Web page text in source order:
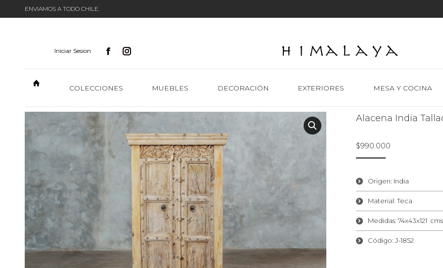
ENVIAMOS A TODO CHILE.
Iniciar Sesion
COLECCIONES MUEBLES DECORACIÓN EXTERIORES MESA Y COCINA
Alacena India
$990.000
Origen: India
Material: Teca
Medidas: 74x43x121 cms
Código: J-1852